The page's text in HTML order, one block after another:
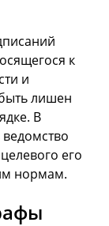
к
и
лишен
В
ведомство
его
нормам.